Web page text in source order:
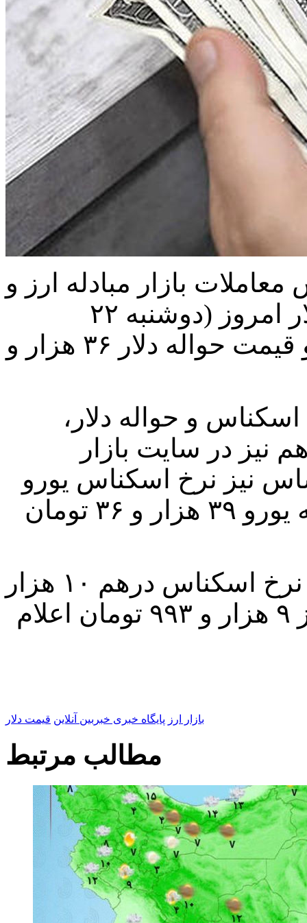
بازار مبادله ارز و
طلای ایران قیمت هر اسکناس دلار امروز (دوشنبه ۲۲
اسفندماه) ۴۰ هزار و ۳۰۰ تومان و قیمت حواله دلار ۳۶ هزار و
اسکناس و حواله دلار،
نیز در سایت بازار
نیز نرخ اسکناس یورو
۴۲ هزار و ۸۶۶ تومان، و نرخ حواله یورو ۳۹ هزار و ۳۶ تومان
همچنین در مرکز مبادله ارز و طلا نرخ اسکناس درهم ۱۰ هزار
و ۹۷۳ تومان و نرخ حواله درهم نیز ۹ هزار و ۹۹۳ تومان اعلام
بازار ارز پایگاه خبری خبربین آنلاین قیمت دلار
مطالب مرتبط